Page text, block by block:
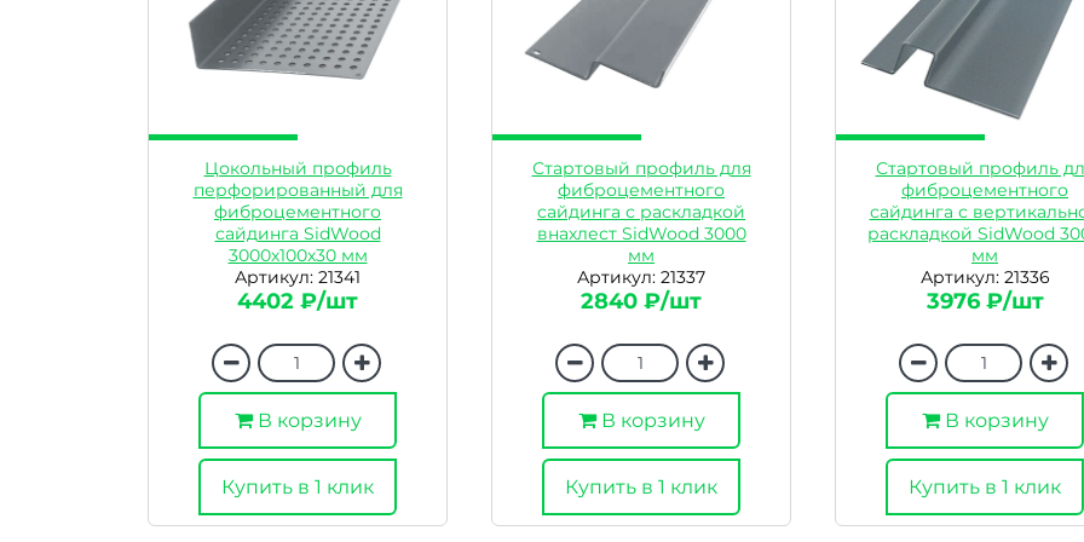
Цокольный профиль
перфорированный для
фиброцементного
сайдинга SidWood
3000х100х30 мм
Артикул: 21341
4402 ₽/шт
В корзину
Купить в 1 клик
Стартовый профиль для
фиброцементного
сайдинга с раскладкой
внахлест SidWood 3000
мм
Артикул: 21337
2840 ₽/шт
В корзину
Купить в 1 клик
Стартовый профиль
фиброцементного
сайдинга с
раскладкой SidWood
мм
Артикул: 21336
3976 ₽/шт
В корзину
Купить в 1 клик